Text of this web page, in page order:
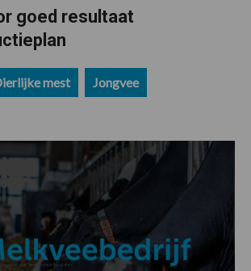
goed resultaat
mest Jongvee